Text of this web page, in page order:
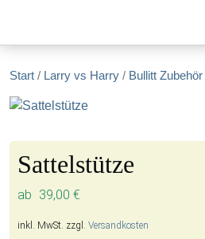
Start / Larry vs Harry / Bullitt Zubehör
Sattelstütze
ab 39,00 €
inkl. MwSt. zzgl. Versandkosten